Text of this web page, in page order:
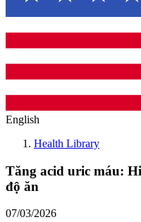
English
Health Library
Tăng acid uric máu:
độ ăn
07/03/2026